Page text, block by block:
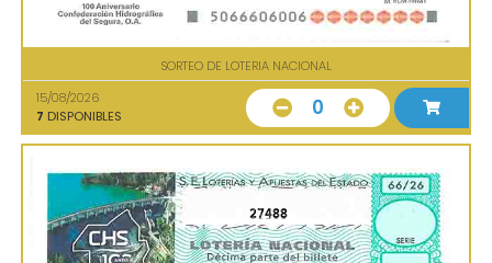
SORTEO DE LOTERIA NACIONAL
15/08/2026
7 DISPONIBLES 0
27488